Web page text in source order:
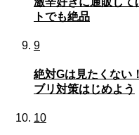
トでも絶品
9
絶対Gは見たくない
ブリ対策はじめよう
10